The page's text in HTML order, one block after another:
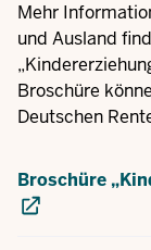
Mehr
und Ausland
Broschüre
Deutschen
Broschüre